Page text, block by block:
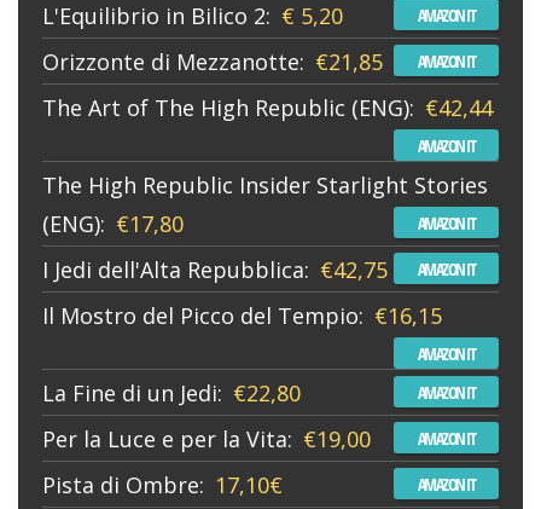
L'Equilibrio in Bilico 2: € 5,20 AMAZON IT
Orizzonte di Mezzanotte: €21,85 AMAZON IT
The Art of The High Republic (ENG): €42,44
AMAZON IT
The High Republic Insider Starlight Stories
(ENG): €17,80 AMAZON IT
I Jedi dell'Alta Repubblica: €42,75 AMAZON IT
Il Mostro del Picco del Tempio: €16,15
AMAZON IT
La Fine di un Jedi: €22,80 AMAZON IT
Per la Luce e per la Vita: €19,00 AMAZON IT
Pista di Ombre: 17,10€ AMAZON IT